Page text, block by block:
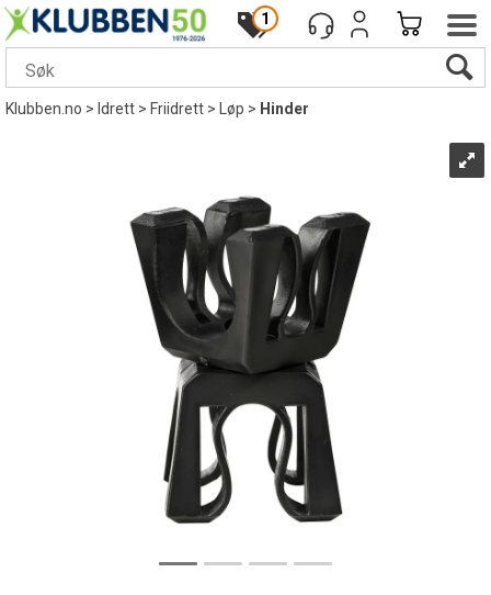
1
Klubben.no> Idrett>Friidrett> Løp> Hinder